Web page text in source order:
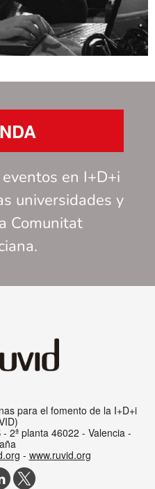
en I+D+i
universidades y
Comunitat
para el fomento de la I+D+i
2ª planta 46022 - Valencia -
- www.ruvid.org